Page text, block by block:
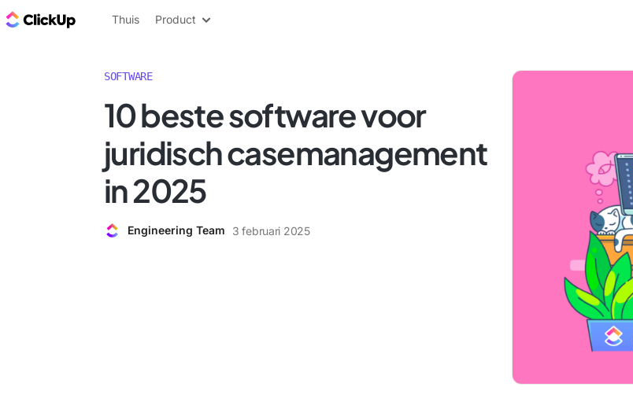
ClickUp Blog
Thuis Product
SOFTWARE
10 beste software voor
juridisch casemanagement
in 2025
Engineering Team 3 februari 2025